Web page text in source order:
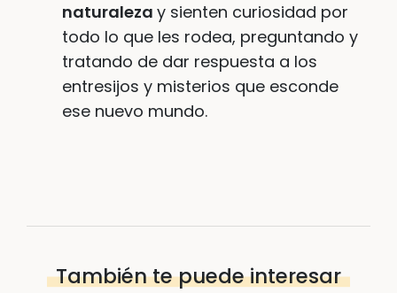
naturaleza y sienten curiosidad por
todo lo que les rodea, preguntando y
tratando de dar respuesta a los
entresijos y misterios que esconde
ese nuevo mundo.
También te puede interesar